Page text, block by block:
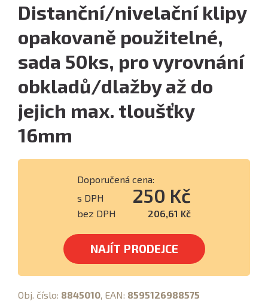
Distanční/nivelační klipy
opakovaně použitelné,
sada 50ks, pro vyrovnání
obkladů/dlažby až do
jejich max. tloušťky
16mm
Doporučená cena:
s DPH
250 Kč
bez DPH 206,61 Kč
NAJÍT PRODEJCE
Obj. číslo: 8845010, EAN: 8595126988575